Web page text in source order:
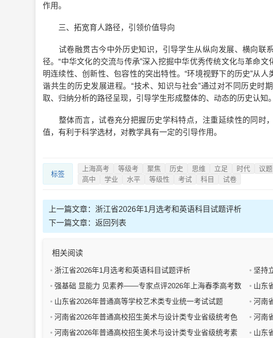
作用。
三、拓宽育人路径，引领价值导向
试卷融贯古今中外历史知识，引导学生从纵向发展、横向联
径。“中华文化的交流与传承”深入挖掘中华优秀传统文化与革命
明连续性、创新性、包容性的突出特性。“环境视野下的历史”从
谐共生的历史发展进程。“技术、知识与社会”通过对不同历史时
取、归纳分析的路径呈现，引导学生形成整体的、动态的历史认知。
整体而言，试卷充分把握历史学科特点，注重延续性的同时
值，有利于科学选材，对教学具有一定的引导作用。
标签
上海高考 等级考 聚焦 历史 思维 立足 时代 议题
高中
学业 水平 等级性 考试 科目 试卷
上一篇文章： 浙江省2026年1月选考和英语科目试题评析
下一篇文章： 返回列表
相关阅读
浙江省2026年1月选考和英语科目试题评析
坚持
2026
强基础 显能力 见素养——专家点评2026年上海春季高考数
学科目试卷
山东
（四）
山东省2026年普通高等学校艺术类专业统一考试试题
（三）
河南
河南省2026年普通高校招生美术与设计类专业省级统考色
彩试题评析
河南
写试题
河南省2026年普通高校招生美术与设计类专业省级统考素
山东